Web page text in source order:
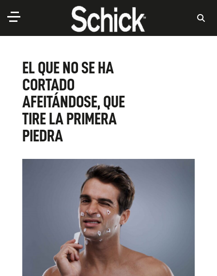
EL QUE NO SE HA
CORTADO
AFEITÁNDOSE, QUE
TIRE LA PRIMERA
PIEDRA